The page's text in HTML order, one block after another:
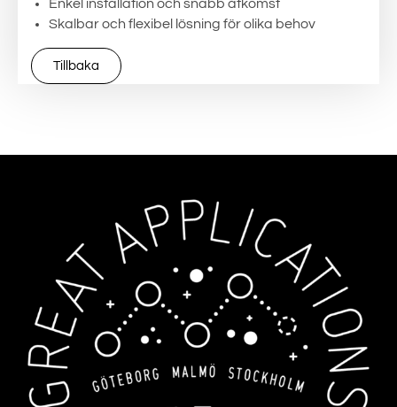
Enkel installation och snabb åtkomst
Skalbar och flexibel lösning för olika behov
Tillbaka